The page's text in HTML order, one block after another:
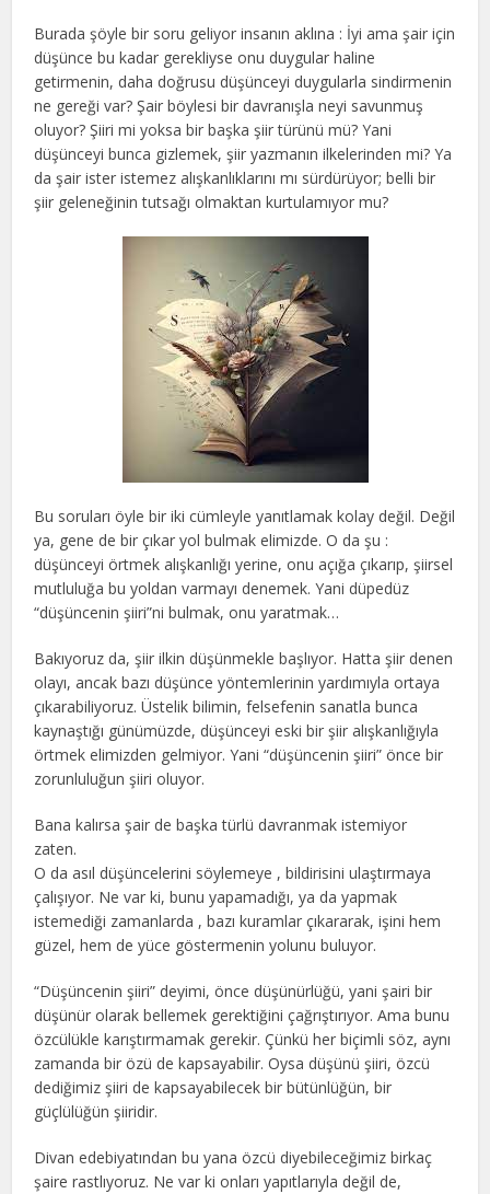
Burada şöyle bir soru geliyor insanın aklına : İyi ama şair için
düşünce bu kadar gerekliyse onu duygular haline
getirmenin, daha doğrusu düşünceyi duygularla sindirmenin
ne gereği var? Şair böylesi bir davranışla neyi savunmuş
oluyor? Şiiri mi yoksa bir başka şiir türünü mü? Yani
düşünceyi bunca gizlemek, şiir yazmanın ilkelerinden mi? Ya
da şair ister istemez alışkanlıklarını mı sürdürüyor; belli bir
şiir geleneğinin tutsağı olmaktan kurtulamıyor mu?
Bu soruları öyle bir iki cümleyle yanıtlamak kolay değil. Değil
ya, gene de bir çıkar yol bulmak elimizde. O da şu :
düşünceyi örtmek alışkanlığı yerine, onu açığa çıkarıp, şiirsel
mutluluğa bu yoldan varmayı denemek. Yani düpedüz
“düşüncenin şiiri”ni bulmak, onu yaratmak…
Bakıyoruz da, şiir ilkin düşünmekle başlıyor. Hatta şiir denen
olayı, ancak bazı düşünce yöntemlerinin yardımıyla ortaya
çıkarabiliyoruz. Üstelik bilimin, felsefenin sanatla bunca
kaynaştığı günümüzde, düşünceyi eski bir şiir alışkanlığıyla
örtmek elimizden gelmiyor. Yani “düşüncenin şiiri” önce bir
zorunluluğun şiiri oluyor.
Bana kalırsa şair de başka türlü davranmak istemiyor
zaten.
O da asıl düşüncelerini söylemeye , bildirisini ulaştırmaya
çalışıyor. Ne var ki, bunu yapamadığı, ya da yapmak
istemediği zamanlarda , bazı kuramlar çıkararak, işini hem
güzel, hem de yüce göstermenin yolunu buluyor.
“Düşüncenin şiiri” deyimi, önce düşünürlüğü, yani şairi bir
düşünür olarak bellemek gerektiğini çağrıştırıyor. Ama bunu
özcülükle karıştırmamak gerekir. Çünkü her biçimli söz, aynı
zamanda bir özü de kapsayabilir. Oysa düşünü şiiri, özcü
dediğimiz şiiri de kapsayabilecek bir bütünlüğün, bir
güçlülüğün şiiridir.
Divan edebiyatından bu yana özcü diyebileceğimiz birkaç
şaire rastlıyoruz. Ne var ki onları yapıtlarıyla değil de,